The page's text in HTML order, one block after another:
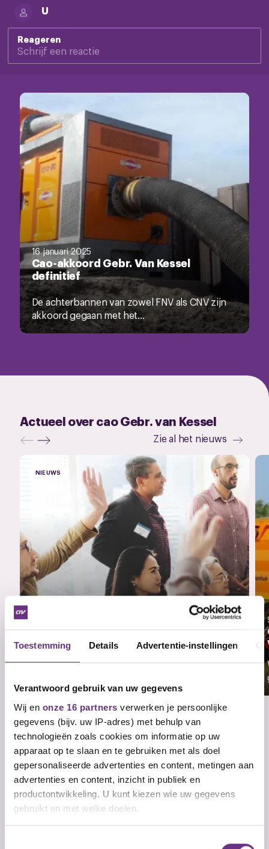
Toestemming Details Advertentie-instellingen
Verantwoord gebruik van uw gegevens
Wij en onze 16 partners verwerken je persoonlijke
gegevens (bijv. uw IP-adres) met behulp van
technologieën zoals cookies om informatie op uw
apparaat op te slaan en te gebruiken met als doel
gepersonaliseerde advertenties en content, metingen aan
advertenties en content, inzicht in publiek en
productontwikkeling. U kunt kiezen wie uw gegevens
gebruikt en met welke doelen.
U
Reageren
16 januari 2025
Cao-akkoord Gebr. Van Kessel
definitief
De achterbannen van zowel FNV als CNV zijn
akkoord gegaan met het...
Actueel over cao Gebr. van Kessel
Zie al het nieuws
NIEUWS
Periode om te stemmen voor cao
Gebr. van Kessel verlengd
Anderhalve week terug vond er een laatste
Veelgestelde vragen
Wat is een cao?
Wie sluit een cao af?
Wat zijn arbeidsvoorwaarden?